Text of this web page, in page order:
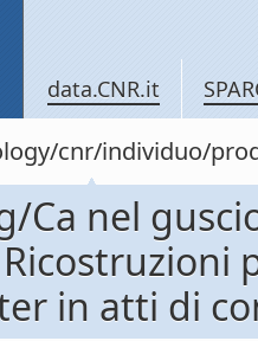
data.CNR.it
cnr/individuo/
Ca nel
in atti di